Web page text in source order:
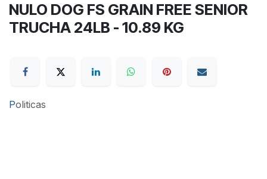
NULO DOG FS GRAIN FREE SENIOR
TRUCHA 24LB - 10.89 KG
Politicas